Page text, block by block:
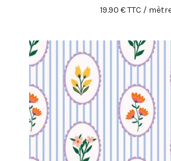
19.90 € TTC /